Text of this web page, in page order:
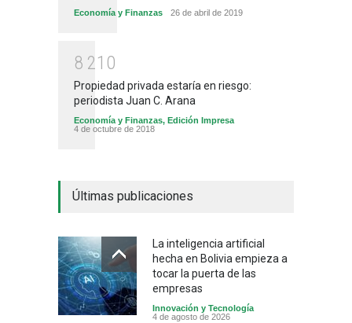
Economía y Finanzas 26 de abril de 2019
8 21 0
Propiedad privada estaría en riesgo:
periodista Juan C. Arana
Economía y Finanzas, Edición Impresa
4 de octubre de 2018
Últimas publicaciones
La inteligencia artificial
hecha en Bolivia empieza a
tocar la puerta de las
empresas
Innovación y Tecnología
4 de agosto de 2026